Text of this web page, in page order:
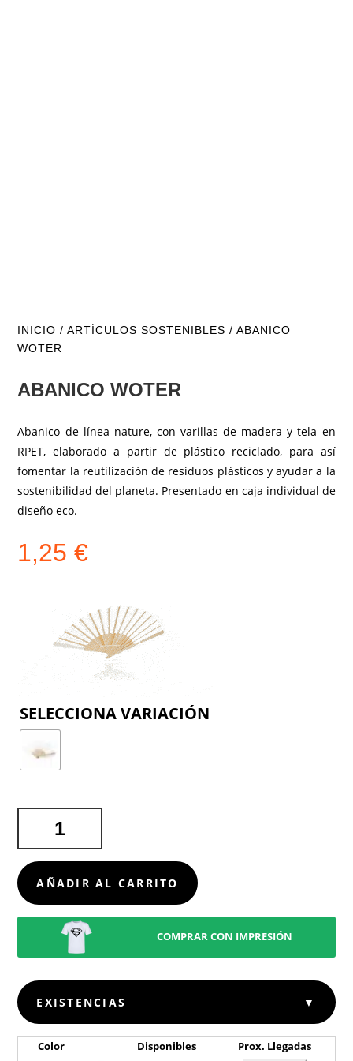
INICIO /ARTÍCULOS SOSTENIBLES / ABANICO
WOTER
ABANICO WOTER
Abanico de línea nature, con varillas de madera y tela en
RPET, elaborado a partir de plástico reciclado, para así
fomentar la reutilización de residuos plásticos y ayudar a la
sostenibilidad del planeta. Presentado en caja individual de
diseño eco.
1,25€
WOTER
CANTIDAD
AÑADIR AL CARRITO
COMPRAR CON IMPRESIÓN
EXISTENCIAS ▼
Color Disponibles
Prox. Llegadas